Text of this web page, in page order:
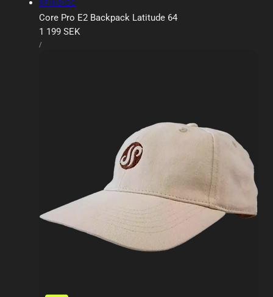
SPINDISC
Core Pro E2 Backpack Latitude 64
Ordinarie
pris
1 199 SEK
ENHETSPRIS
/